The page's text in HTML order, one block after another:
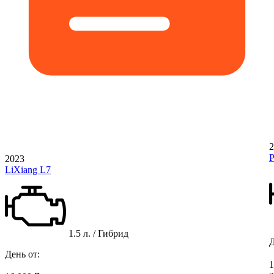
2023
LiXiang L7
1.5 л. / Гибрид
День от: